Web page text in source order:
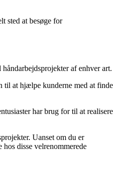
sted at besøge for
af enhver art.
til at hjælpe kunderne med at finde
har brug for til at realisere
Uanset om du er
disse velrenommerede